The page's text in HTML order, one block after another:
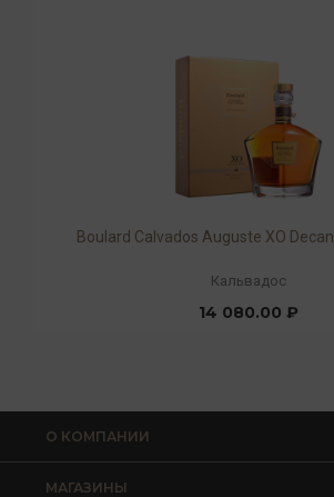
Boulard Calvados Auguste XO
Кальвадос
14 080.00 ₽
О КОМПАНИИ
МАГАЗИНЫ